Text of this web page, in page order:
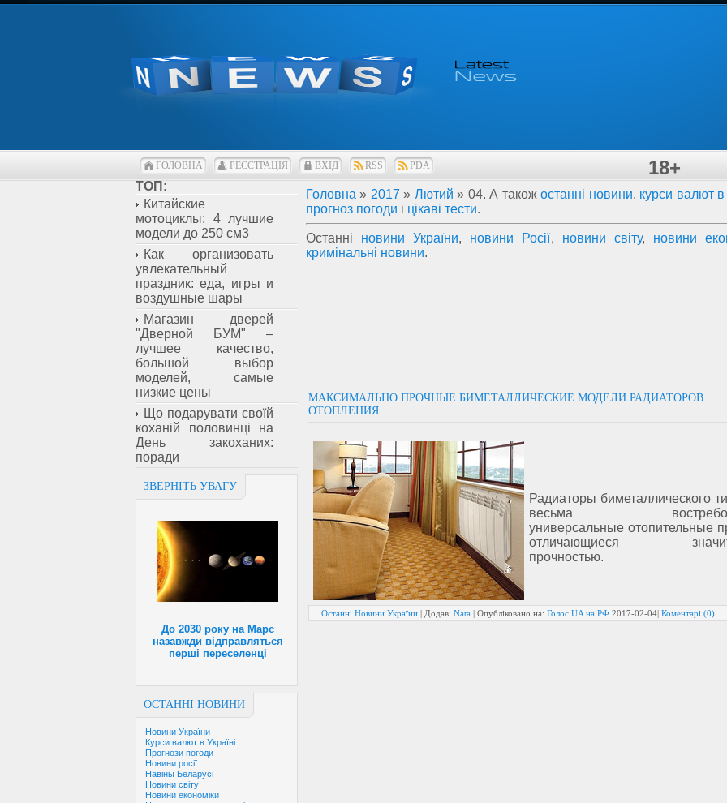
ГОЛОВНА РЕЄСТРАЦІЯ ВХІД RSS PDA 18+
ТОП:
Китайские
мотоциклы: 4 лучшие
модели до 250 см3
Как организовать
увлекательный
праздник: еда, игры и
воздушные шары
Магазин дверей
"Дверной БУМ" –
лучшее качество,
большой выбор
моделей, самые
низкие цены
Що подарувати своїй
коханій половинці на
День закоханих:
поради
ЗВЕРНІТЬ УВАГУ
До 2030 року на Марс
назавжди відправляться
перші переселенці
ОСТАННІ НОВИНИ
Новини України
Курси валют в Україні
Прогнози погоди
Новини росії
Навіны Беларусі
Новини світу
Новини економіки
Головна » 2017 » Лютий » 04. А такожостанні новини, курси валют в
прогноз погоди і цікаві тести.
Останні новини України, новини Росії, новини світу, новини
кримінальні новини.
МАКСИМАЛЬНО ПРОЧНЫЕ БИМЕТАЛЛИЧЕСКИЕ МОДЕЛИ РАДИАТОРОВ
ОТОПЛЕНИЯ
Радиаторы биметаллического
весьма
универсальные отопительные
отличающиеся
прочностью.
Останні Новини України | Додав: Nata | Опубліковано на: Голос UA на РФ 2017-02-04| Коментарі (0)